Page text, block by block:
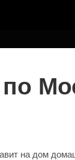
на дом